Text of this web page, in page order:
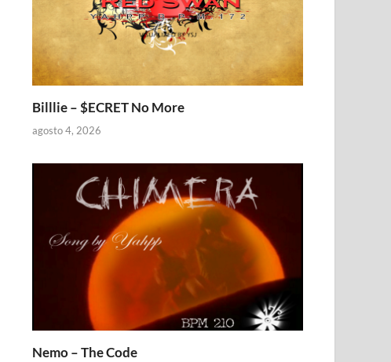
Billlie – $ECRET No More
agosto 4, 2026
Nemo – The Code